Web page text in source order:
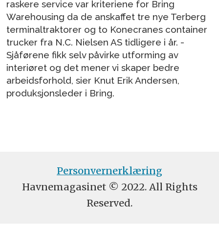
raskere service var kriteriene for Bring
Warehousing da de anskaffet tre nye Terberg
terminaltraktorer og to Konecranes container
trucker fra N.C. Nielsen AS tidligere i år. -
Sjåførene fikk selv påvirke utforming av
interiøret og det mener vi skaper bedre
arbeidsforhold, sier Knut Erik Andersen,
produksjonsleder i Bring.
Personvernerklæring
Havnemagasinet © 2022. All Rights
Reserved.